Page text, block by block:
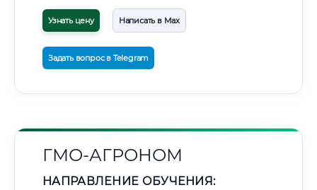
Узнать цену Написать в Max
Задать вопрос в Telegram
ГМО-АГРОНОМ
НАПРАВЛЕНИЕ ОБУЧЕНИЯ: